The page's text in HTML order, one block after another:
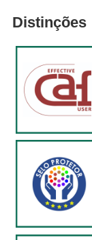
Distinções